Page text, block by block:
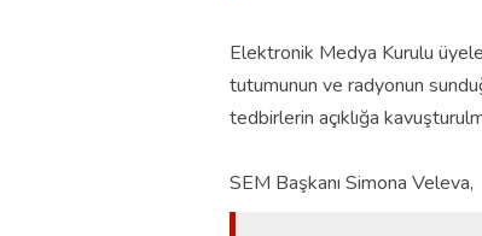
Elektronik Medya Kurulu
tutumunun ve radyonun
tedbirlerin açıklığa
SEM Başkanı Simona Veleva,